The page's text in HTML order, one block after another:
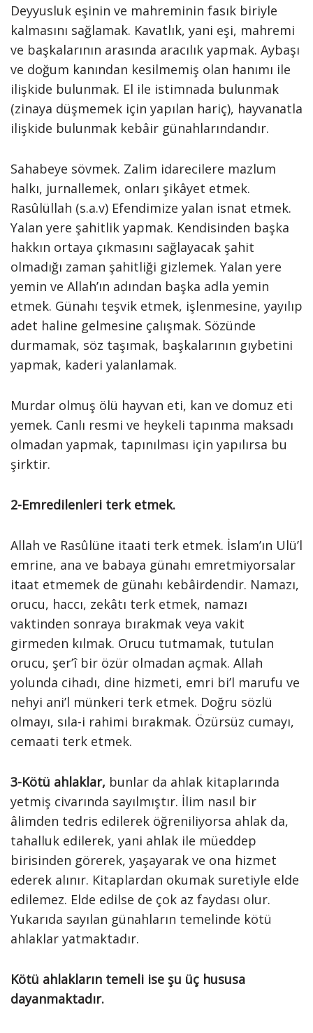
Deyyusluk eşinin ve mahreminin fasık biriyle
kalmasını sağlamak. Kavatlık, yani eşi, mahremi
ve başkalarının arasında aracılık yapmak. Aybaşı
ve doğum kanından kesilmemiş olan hanımı ile
ilişkide bulunmak. El ile istimnada bulunmak
(zinaya düşmemek için yapılan hariç), hayvanatla
ilişkide bulunmak kebâir günahlarındandır.
Sahabeye sövmek. Zalim idarecilere mazlum
halkı, jurnallemek, onları şikâyet etmek.
Rasûlüllah (s.a.v) Efendimize yalan isnat etmek.
Yalan yere şahitlik yapmak. Kendisinden başka
hakkın ortaya çıkmasını sağlayacak şahit
olmadığı zaman şahitliği gizlemek. Yalan yere
yemin ve Allah’ın adından başka adla yemin
etmek. Günahı teşvik etmek, işlenmesine, yayılıp
adet haline gelmesine çalışmak. Sözünde
durmamak, söz taşımak, başkalarının gıybetini
yapmak, kaderi yalanlamak.
Murdar olmuş ölü hayvan eti, kan ve domuz eti
yemek. Canlı resmi ve heykeli tapınma maksadı
olmadan yapmak, tapınılması için yapılırsa bu
şirktir.
2-Emredilenleri terk etmek.
Allah ve Rasûlüne itaati terk etmek. İslam’ın Ulü’l
emrine, ana ve babaya günahı emretmiyorsalar
itaat etmemek de günahı kebâirdendir. Namazı,
orucu, haccı, zekâtı terk etmek, namazı
vaktinden sonraya bırakmak veya vakit
girmeden kılmak. Orucu tutmamak, tutulan
orucu, şer’î bir özür olmadan açmak. Allah
yolunda cihadı, dine hizmeti, emri bi’l marufu ve
nehyi ani’l münkeri terk etmek. Doğru sözlü
olmayı, sıla-i rahimi bırakmak. Özürsüz cumayı,
cemaati terk etmek.
3-Kötü ahlaklar, bunlar da ahlak kitaplarında
yetmiş civarında sayılmıştır. İlim nasıl bir
âlimden tedris edilerek öğreniliyorsa ahlak da,
tahalluk edilerek, yani ahlak ile müeddep
birisinden görerek, yaşayarak ve ona hizmet
ederek alınır. Kitaplardan okumak suretiyle elde
edilemez. Elde edilse de çok az faydası olur.
Yukarıda sayılan günahların temelinde kötü
ahlaklar yatmaktadır.
Kötü ahlakların temeli ise şu üç hususa
dayanmaktadır.